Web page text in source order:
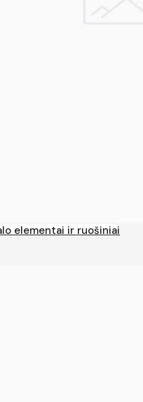
elementai ir ruošiniai